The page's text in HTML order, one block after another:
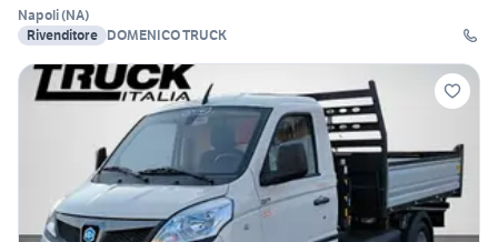
Napoli(NA)
Rivenditore DOMENICO TRUCK